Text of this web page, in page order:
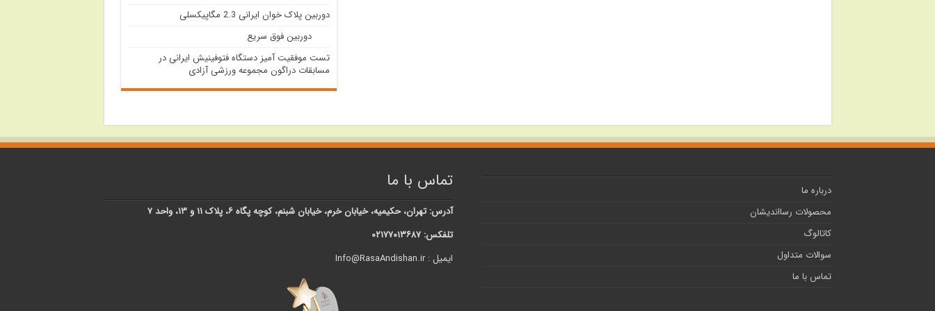
دوربین پلاک خوان ایرانی 2.3 مگاپیکسلی
دوربین فوق سریع
تست موفقیت آمیز دستگاه فتوفینیش ایرانی در
مسابقات دراگون مجموعه ورزشی آزادی
درباره ما
محصولات رسااندیشان
کاتالوگ
سوالات متداول
تماس با ما
تماس با ما
آدرس: تهران، حکیمیه، خیابان خرم، خیابان شبنم، کوچه پگاه ۶، پلاک ۱۱ و ۱۳، واحد ۷
تلفکس: ۰۲۱۷۷۰۱۳۶۸۷
ایمیل : Info@RasaAndishan.ir